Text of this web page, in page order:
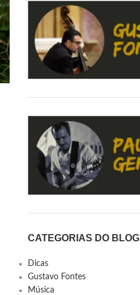
CATEGORIAS DO BLOG
Dicas
Gustavo Fontes
Música